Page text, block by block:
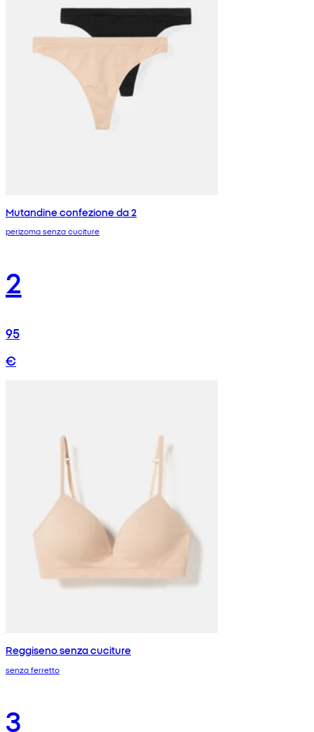
Mutandine confezione da 2
perizoma senza cuciture
2
95
€
Reggiseno senza cuciture
senza ferretto
3